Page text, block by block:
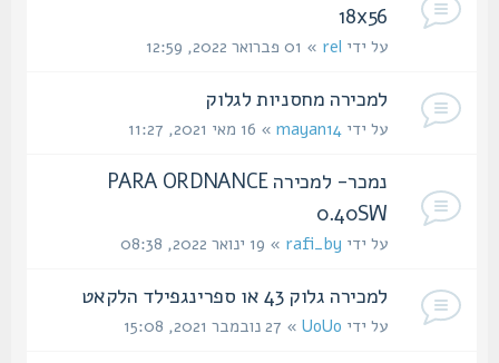
18x56
על ידיrel» 01 פברואר 2022, 12:59
למכירה מחסניות לגלוק
על ידיmayan14» 16 מאי 2021, 11:27
נמכר- למכירה PARA ORDNANCE
0.40SW
על ידיrafi_by» 19 ינואר 2022, 08:38
למכירה גלוק 43 או ספרינגפילד הלקאט
על ידיUoUo» 27 נובמבר 2021, 15:08